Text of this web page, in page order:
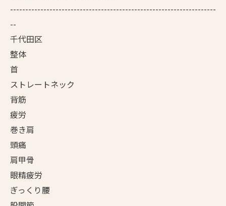
--------------------------------------------------------------------
--
千代田区
整体
首
ストレートネック
背筋
疲労
巻き肩
頭痛
肩甲骨
眼精疲労
ぎっくり腰